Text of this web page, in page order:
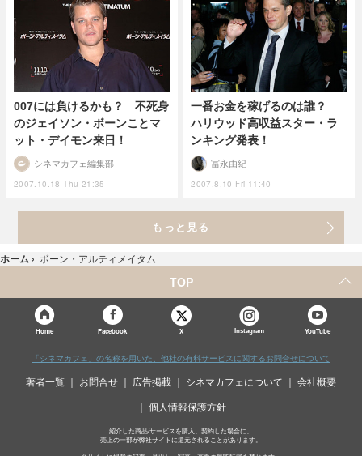
007には負けるかも？ 不死身
のジェイソン・ボーンことマ
ット・デイモン来日！
2007.10.18 Thu 21:35
シネマカフェ編集部
一番お金を稼げるのは誰？
ハリウッド高収益スター・ラ
ンキング発表！
2007.8.10 Fri 11:40
冨永由紀
もっと見る
ホーム › ボーン・アルティメイタム
TOP
Home Facebook X Instagram YouTube
「シネマカフェ」の名称を用いた、他社の有料サービスに関するお問合せについて
著者一覧 お問合せ 広告掲載 シネマカフェについて 会社概要
個人情報保護方針
紹介した商品/サービスを購入、契約した場合に、
売上の一部が弊社サイトに還元されることがあります。